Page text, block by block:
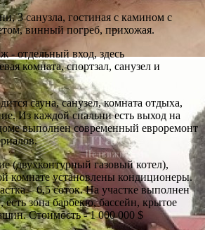
3 санузла, гостиная с камином с
винный погреб, прихожая.
- отдельный вход, здесь
комната, спортзал, санузел и
сауна, санузел, комната отдыха,
Из каждой спальни есть выход на
выполнен современный евроремонт
(двухконтурный газовый котел),
комнате установлены кондиционеры.
– 6,5 соток. На участке выполнен
зона барбекю, бассейн, крытое
Стоимость - 1 000 000 $